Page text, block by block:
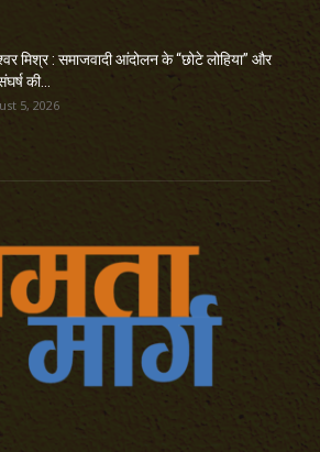
मिश्र : समाजवादी आंदोलन के “छोटे लोहिया” और
की...
5, 2026